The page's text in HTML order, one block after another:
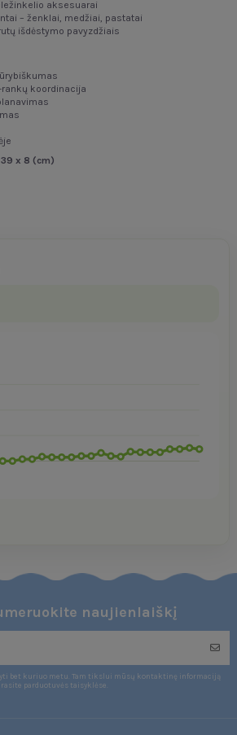
aksesuarai
– ženklai, medžiai, pastatai
išdėstymo pavyzdžiais
koordinacija
x 8 (cm)
naujienlaiškį
bet kuriuo metu. Tam tikslui mūsų kontaktinę informaciją
rasite parduotuvės taisyklėse.